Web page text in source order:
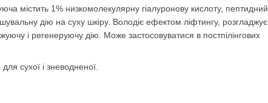
містить 1% низкомолекулярну гіалуронову кислоту, пептидний
дію на суху шкіру. Володіє ефектом ліфтингу, розгладжує
і регенеруючу дію. Може застосовуватися в постпілінгових
сухої і зневодненої.